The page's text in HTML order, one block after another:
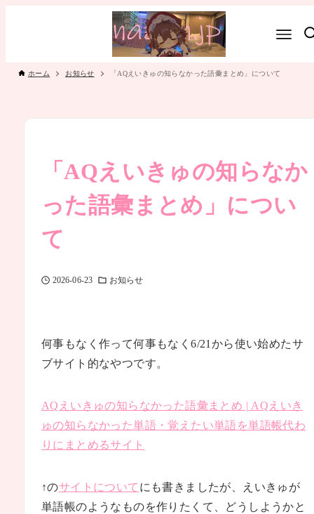
ホーム お知らせ 「AQえいきゅの知らなかった語彙まとめ」について
「AQえいきゅの知らなか
った語彙まとめ」につい
て
2026-06-23 お知らせ
何事もなく作って何事もなく6/21から使い始めたサ
ブサイト的なやつです。
AQえいきゅの知らなかった語彙まとめ | AQえいき
ゅの知らなかった単語・覚えたい単語を単語帳代わ
りにまとめるサイト
↑のサイトについて にも書きましたが、えいきゅが
単語帳のようなものを作りたくて、どうしようかと